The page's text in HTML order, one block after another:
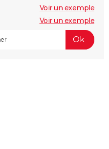
Voir un exemple
Voir un exemple